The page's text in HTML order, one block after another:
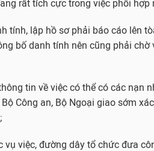
rất tích cực trong việc phối
tính, lập hồ sơ phải báo cáo lên
bố danh tính nên cũng phải
tin về việc có thể có các nạn
Công an, Bộ Ngoại giao sớm
vụ việc, đường dây tổ chức đưa